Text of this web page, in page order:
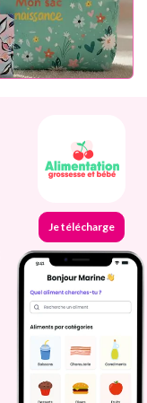
Je télécharge